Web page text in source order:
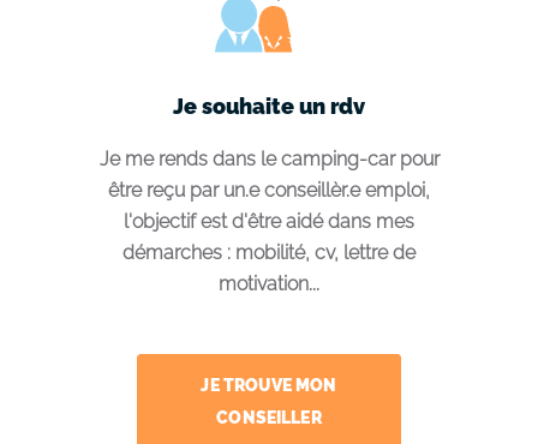
Je souhaite un rdv
Je me rends dans le camping-car pour
être reçu par un.e conseillèr.e emploi,
l'objectif est d'être aidé dans mes
démarches : mobilité, cv, lettre de
motivation...
JE TROUVE MON
CONSEILLER